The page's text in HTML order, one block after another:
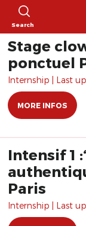
Search
Stage
ponctuel
Internship | Last
MORE INFOS
Intensif 1
Paris
Internship | Last